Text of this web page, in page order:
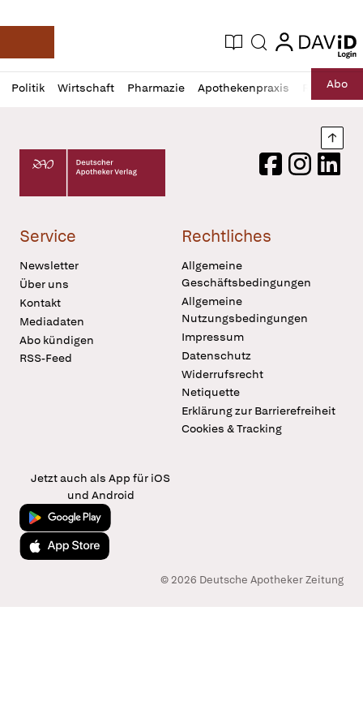
Deutsche Apotheker Zeitung
Aktuelle Ausgabe
Suche login
login
Politik Wirtschaft Pharmazie Apothekenpraxis RechtAbo
Profil
öffnen
Daz
Pur
Deutscher Apotheker Verlag Logo
FacebookInstagram
Service
Newsletter
Über uns
Kontakt
Mediadaten
Abo kündigen
RSS-Feed
Rechtliches
Allgemeine
Geschäftsbedingungen
Allgemeine
Nutzungsbedingungen
Impressum
Datenschutz
Widerrufsrecht
Netiquette
Erklärung zur Barrierefreiheit
Cookies & Tracking
Jetzt auch als App für iOS
und Android
Jetzt bei Google Play
Laden im App Store
© 2026 Deutsche Apotheker Zeitung